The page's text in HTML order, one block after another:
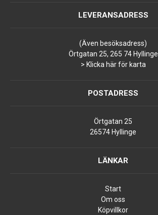
LEVERANSADRESS
(Även besöksadress)
Örtgatan 25, 265 74 Hyllinge
> Klicka här för karta
POSTADRESS
Örtgatan 25
26574 Hyllinge
LÄNKAR
Start
Om oss
Köpvillkor